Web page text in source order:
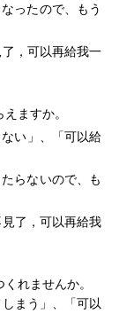
ったので、もう
，可以再給我一
ますか。
い」、「可以給
たらないので、も
了，可以再給我
くれませんか。
まう」、「可以